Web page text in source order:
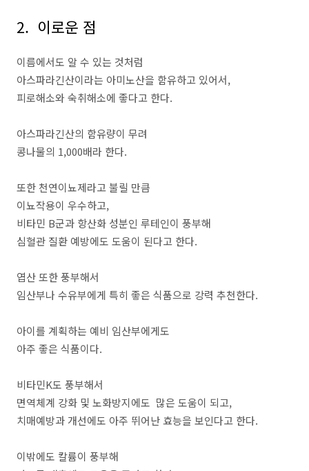
2. 이로운 점
이름에서도 알 수 있는 것처럼
아스파라긴산이라는 아미노산을 함유하고 있어서,
피로해소와 숙취해소에 좋다고 한다.
아스파라긴산의 함유량이 무려
콩나물의 1,000배라 한다.
또한 천연이뇨제라고 불릴 만큼
이뇨작용이 우수하고,
비타민 B군과 항산화 성분인 루테인이 풍부해
심혈관 질환 예방에도 도움이 된다고 한다.
엽산 또한 풍부해서
임산부나 수유부에게 특히 좋은 식품으로 강력 추천한다.
아이를 계획하는 예비 임산부에게도
아주 좋은 식품이다.
비타민K도 풍부해서
면역체계 강화 및 노화방지에도 많은 도움이 되고,
치매예방과 개선에도 아주 뛰어난 효능을 보인다고 한다.
이밖에도 칼륨이 풍부해